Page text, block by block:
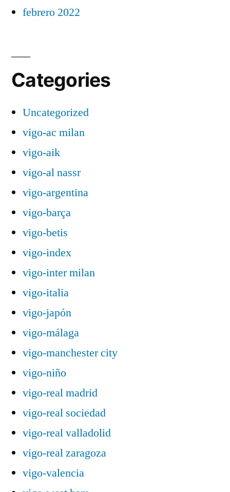
febrero 2022
Categories
Uncategorized
vigo-ac milan
vigo-aik
vigo-al nassr
vigo-argentina
vigo-barça
vigo-betis
vigo-index
vigo-inter milan
vigo-italia
vigo-japón
vigo-málaga
vigo-manchester city
vigo-niño
vigo-real madrid
vigo-real sociedad
vigo-real valladolid
vigo-real zaragoza
vigo-valencia